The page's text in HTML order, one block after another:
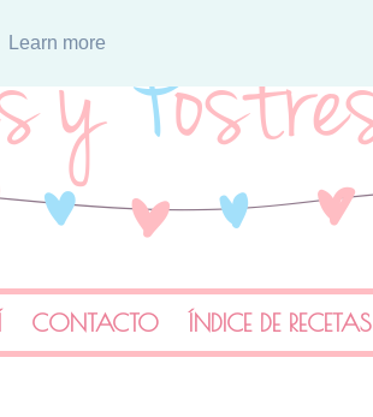
Learn more
CONTACTO ÍNDICE DE RECETAS